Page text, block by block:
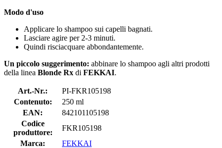
Modo d'uso
Applicare lo shampoo sui capelli bagnati.
Lasciare agire per 2-3 minuti.
Quindi risciacquare abbondantemente.
Un piccolo suggerimento: abbinare lo shampoo agli altri prodotti
della linea Blonde Rx di FEKKAI.
Art.-Nr.:
PI-FKR105198
Contenuto:
250 ml
EAN:
842101105198
Codice
produttore:
FKR105198
Marca:
FEKKAI